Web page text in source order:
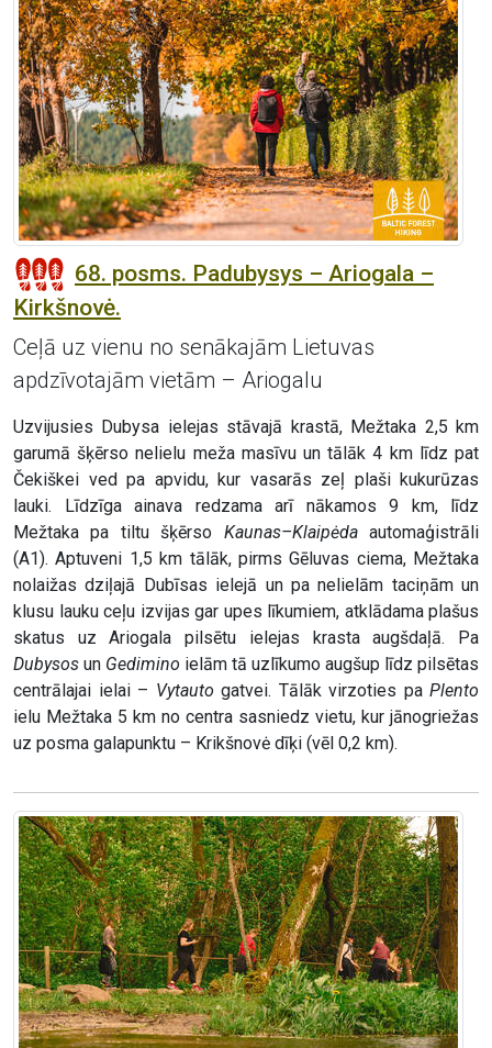
68. posms. Padubysys – Ariogala –
Kirkšnovė.
Ceļā uz vienu no senākajām Lietuvas
apdzīvotajām vietām – Ariogalu
Uzvijusies Dubysa ielejas stāvajā krastā, Mežtaka 2,5 km
garumā šķērso nelielu meža masīvu un tālāk 4 km līdz pat
Čekiškei ved pa apvidu, kur vasarās zeļ plaši kukurūzas
lauki. Līdzīga ainava redzama arī nākamos 9 km, līdz
Mežtaka pa tiltu šķērso Kaunas–Klaipėdaautomaģistrāli
(A1). Aptuveni 1,5 km tālāk, pirms Gēluvas ciema, Mežtaka
nolaižas dziļajā Dubīsas ielejā un pa nelielām taciņām un
klusu lauku ceļu izvijas gar upes līkumiem, atklādama plašus
skatus uz Ariogala pilsētu ielejas krasta augšdaļā. Pa
Dubysos un Gedimino ielām tā uzlīkumo augšup līdz pilsētas
centrālajai ielai – Vytauto gatvei. Tālāk virzoties pa Plento
ielu Mežtaka 5 km no centra sasniedz vietu, kur jānogriežas
uz posma galapunktu – Krikšnovė dīķi (vēl 0,2 km).